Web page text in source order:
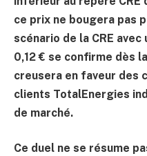
ce prix ne bougera pas
scénario de la CRE avec
0,12 € se confirme dès
creusera en faveur des
clients TotalEnergies
de marché.
Ce duel ne se résume